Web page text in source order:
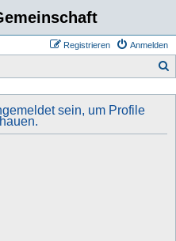
Anmelden
Registrieren
sein, um Profile